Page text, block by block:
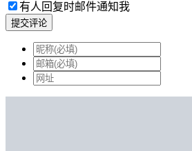
有人回复时邮件通知我
提交评论